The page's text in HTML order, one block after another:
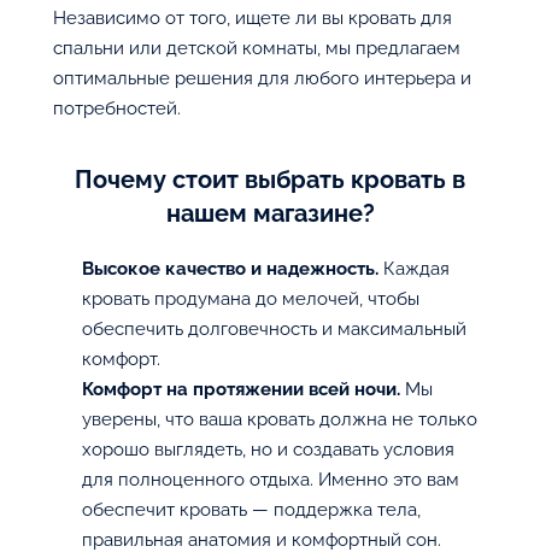
Независимо от того, ищете ли вы кровать для
спальни или детской комнаты, мы предлагаем
оптимальные решения для любого интерьера и
потребностей.
Почему стоит выбрать кровать в
нашем магазине?
Высокое качество и надежность. Каждая
кровать продумана до мелочей, чтобы
обеспечить долговечность и максимальный
комфорт.
Комфорт на протяжении всей ночи. Мы
уверены, что ваша кровать должна не только
хорошо выглядеть, но и создавать условия
для полноценного отдыха. Именно это вам
обеспечит кровать — поддержка тела,
правильная анатомия и комфортный сон.